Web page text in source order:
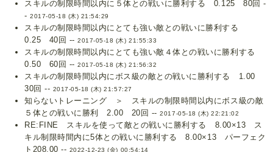
スキルの制限時間以内に５体との戦いに勝利する 0.125 80回 -
-2017-05-18 (木) 21:54:29
スキルの制限時間以内にとても強い敵との戦いに勝利する
0.25 40回 --2017-05-18 (木) 21:55:33
スキルの制限時間以内にとても強い敵４体との戦いに勝利する
0.50 60回 --2017-05-18 (木) 21:56:32
スキルの制限時間以内にボス級の敵との戦いに勝利する 1.00
30回 -- 2017-05-18 (木) 21:57:27
知らないトレーニング ＞ スキルの制限時間以内にボス級の敵
５体との戦いに勝利 2.00 20回 --2017-05-18 (木) 22:21:02
RE:FINE スキルを使って敵との戦いに勝利する 8.00×13 ス
キル制限時間内に5体との戦いに勝利する 8.00×13 パーフェク
ト208.00 -- 2022-12-23 (金) 00:54:14